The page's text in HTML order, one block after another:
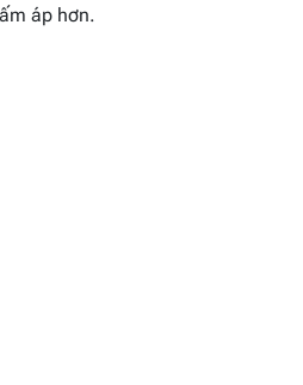
áp hơn.